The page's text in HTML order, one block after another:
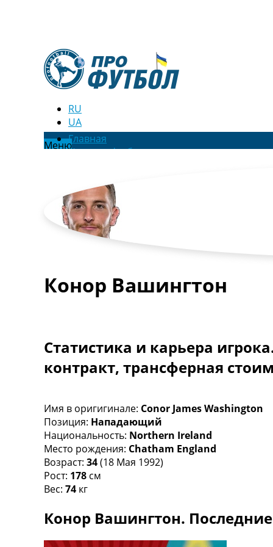
RU
UA
МенюГлавная
Новости футбола
Новости футбола Украины
Последние комментарии
Конкурс прогнозов
Логин
Рейтинги
Турниры
Чемпионат Мира
Англия. Премьер Лига
Испания. Ла Лига
Другие Турниры >>>
Таблицы групп Чемпионата Мира
Украина. Премьер-Лига
Украина. Первая Лига
Лига Чемпионов. Таблицы групп
Англия. Премьер-Лига
Испания. Ла Лига
Рейтинг стран УЕФА
Рейтинг клубов УЕФА
Рейтинг ФИФА
Конор Вашингтон
Статистика и карьера
контракт, трансферная
Имя в оригигинале: Conor James Washington
Позиция: Нападающий
Национальность: Northern Ireland
Место рождения: Chatham England
Возраст: 34(18 Мая 1992)
Рост: 178 см
Вес: 74 кг
Конор Вашингтон.